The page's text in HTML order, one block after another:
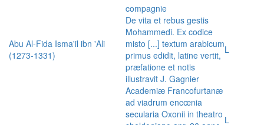
compagnie
Abu Al-Fida Isma'il ibn 'Ali
(1273-1331)
De vita et rebus gestis
Mohammedi. Ex codice
misto [...] textum arabicum
primus edidit, latine vertit,
præfatione et notis
illustravit J. Gagnier
L
Academiæ Francofurtanæ
ad viadrum encœnia
secularia Oxonii in theatro L